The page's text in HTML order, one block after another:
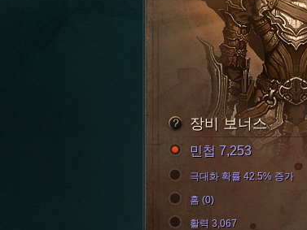
장비 보너스
민첩 7,253
극대화 확률 42.5% 증가
홈 (0)
활력 3,067